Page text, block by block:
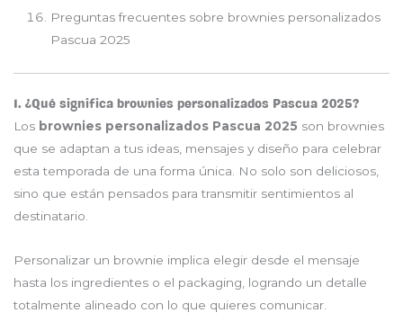
Preguntas frecuentes sobre brownies personalizados
Pascua 2025
1. ¿Qué significa brownies personalizados Pascua 2025?
Los brownies personalizados Pascua 2025 son brownies
que se adaptan a tus ideas, mensajes y diseño para celebrar
esta temporada de una forma única. No solo son deliciosos,
sino que están pensados para transmitir sentimientos al
destinatario.
Personalizar un brownie implica elegir desde el mensaje
hasta los ingredientes o el packaging, logrando un detalle
totalmente alineado con lo que quieres comunicar.